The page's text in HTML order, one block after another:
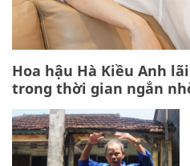
Hoa hậu Hà Kiều Anh
trong thời gian ngắn